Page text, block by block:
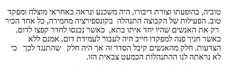
טוביה, בהופעתו וצורת דיבורו, היה משכנע ונראה כאחראי מוצלח ומפקד
טוב. הפעילות של הקבוצה התנהלה בקונספירציה מחמירה, כל אחד הכיר
רק את האנשים שהיו יחד איתו בתא, כאשר נכנסו לחדר קפצו לדום.
כאשר חניך פנה למפקדו חייב היה לעבור לעמידת דום, אמנם ללא
הצדעות. חלק מהאנשים קיבל הסדר זה אך היה חלק שהתנגד לכך כי
לא נראתה לנו ההתנהלות הכמעט צבאית הזו.